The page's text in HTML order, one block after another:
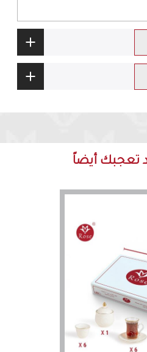
تعجبك أيضاً